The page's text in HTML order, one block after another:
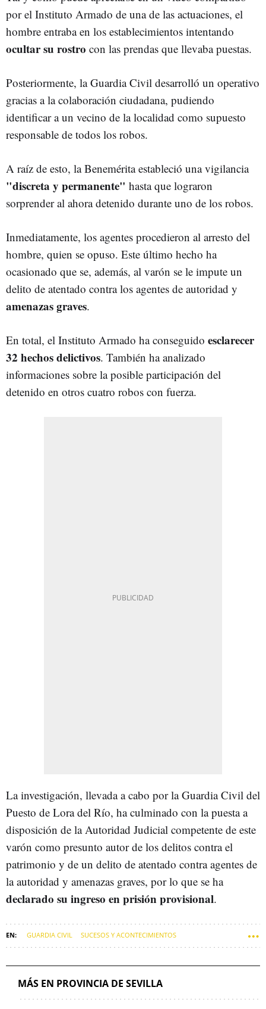
por el Instituto Armado de una de las actuaciones, el
hombre entraba en los establecimientos intentando
ocultar su rostro con las prendas que llevaba puestas.
Posteriormente, la Guardia Civil desarrolló un operativo
gracias a la colaboración ciudadana, pudiendo
identificar a un vecino de la localidad como supuesto
responsable de todos los robos.
A raíz de esto, la Benemérita estableció una vigilancia
"discreta y permanente" hasta que lograron
sorprender al ahora detenido durante uno de los robos.
Inmediatamente, los agentes procedieron al arresto del
hombre, quien se opuso. Este último hecho ha
ocasionado que se, además, al varón se le impute un
delito de atentado contra los agentes de autoridad y
amenazas graves.
En total, el Instituto Armado ha conseguido esclarecer
32 hechos delictivos. También ha analizado
informaciones sobre la posible participación del
detenido en otros cuatro robos con fuerza.
La investigación, llevada a cabo por la Guardia Civil del
Puesto de Lora del Río, ha culminado con la puesta a
disposición de la Autoridad Judicial competente de este
varón como presunto autor de los delitos contra el
patrimonio y de un delito de atentado contra agentes de
la autoridad y amenazas graves, por lo que se ha
declarado su ingreso en prisión provisional.
GUARDIA CIVIL SUCESOS Y ACONTECIMIENTOS
MÁS EN PROVINCIA DE SEVILLA